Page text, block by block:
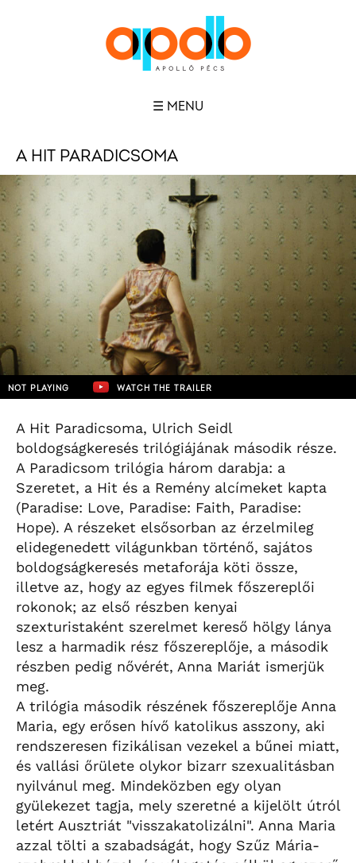
☰ MENU
A HIT PARADICSOMA
NOT PLAYING WATCH THE TRAILER
A Hit Paradicsoma, Ulrich Seidl
boldogságkeresés trilógiájának második része.
A Paradicsom trilógia három darabja: a
Szeretet, a Hit és a Remény alcímeket kapta
(Paradise: Love, Paradise: Faith, Paradise:
Hope). A részeket elsősorban az érzelmileg
elidegenedett világunkban történő, sajátos
boldogságkeresés metaforája köti össze,
illetve az, hogy az egyes filmek főszereplői
rokonok; az első részben kenyai
szexturistaként szerelmet kereső hölgy lánya
lesz a harmadik rész főszereplője, a második
részben pedig nővérét, Anna Mariát ismerjük
meg.
A trilógia második részének főszereplője Anna
Maria, egy erősen hívő katolikus asszony, aki
rendszeresen fizikálisan vezekel a bűnei miatt,
és vallási őrülete olykor bizarr szexualitásban
nyilvánul meg. Mindeközben egy olyan
gyülekezet tagja, mely szeretné a kijelölt útról
letért Ausztriát "visszakatolizálni". Anna Maria
azzal tölti a szabadságát, hogy Szűz Mária-